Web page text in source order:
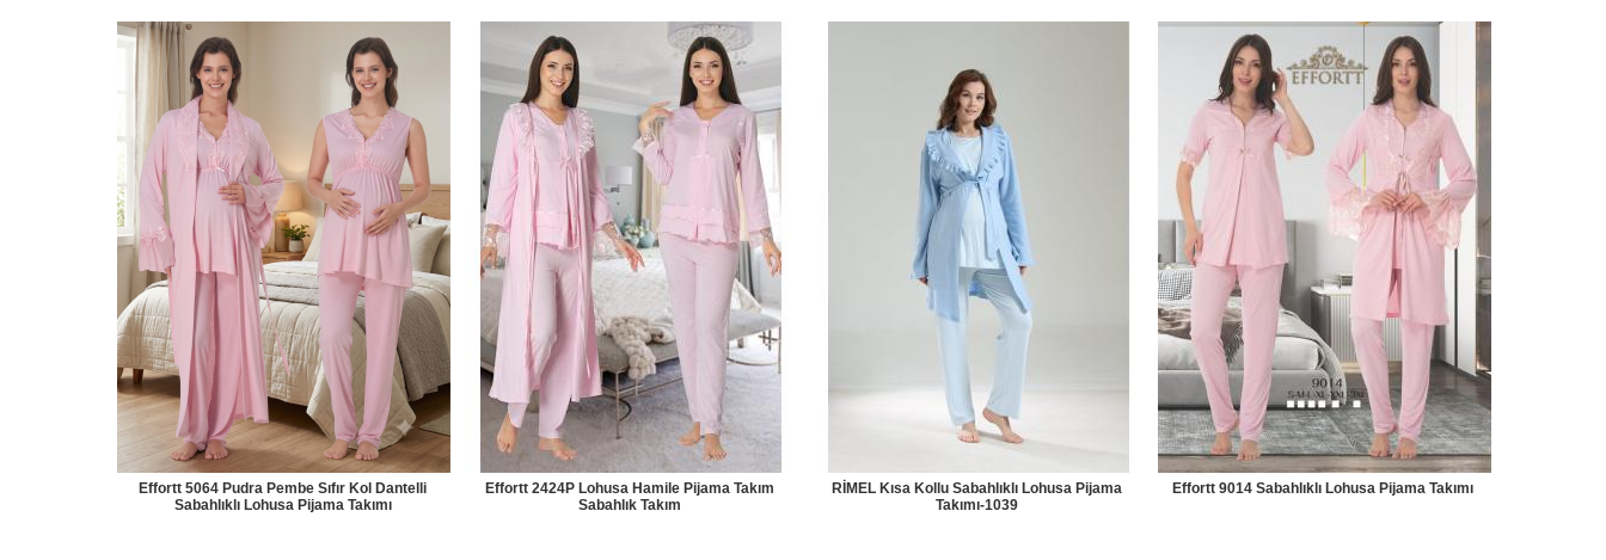
Effortt 5064 Pudra Pembe Sıfır Kol Dantelli
Sabahlıklı Lohusa Pijama Takımı
Effortt 2424P Lohusa Hamile Pijama Takım
Sabahlık Takım
RİMEL Kısa Kollu Sabahlıklı Lohusa Pijama
Takımı-1039
Effortt 9014 Sabahlıklı Lohusa Pijama Takımı